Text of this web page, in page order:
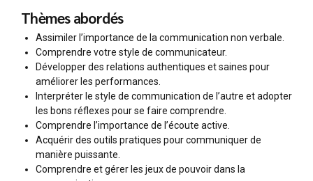
Thèmes abordés
Assimiler l’importance de la communication non verbale.
Comprendre votre style de communicateur.
Développer des relations authentiques et saines pour
améliorer les performances.
Interpréter le style de communication de l’autre et adopter
les bons réflexes pour se faire comprendre.
Comprendre l’importance de l’écoute active.
Acquérir des outils pratiques pour communiquer de
manière puissante.
Comprendre et gérer les jeux de pouvoir dans la